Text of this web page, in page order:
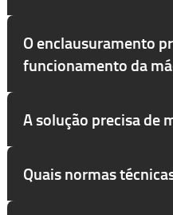
O enclausuramento
funcionamento da
A solução precisa de
Quais normas